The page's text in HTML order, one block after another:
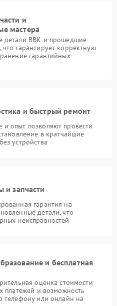
и
мастера
детали BBK и прошедшие
гарантирует корректную
гарантийных
и быстрый ремонт
опыт позволяют провести
в кратчайшие
устройства
и запчасти
гарантия на
детали, что
неисправностей
и бесплатная
оценка стоимости
платежей и возможность
телефону или онлайн на